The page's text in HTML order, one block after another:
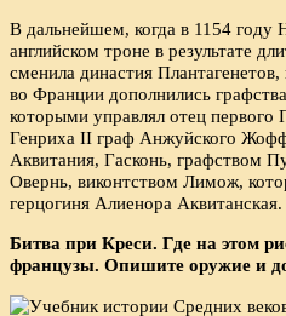
В дальнейшем, когда в 1154
английском троне в результате
сменила династия
во Франции дополнились
которыми управлял отец первого
Генриха II граф Анжуйского
Аквитания, Гасконь, графством
Овернь, виконтством Лимож,
герцогиня Алиенора Аквитанская.
Битва при Креси. Где на этом
французы. Опишите оружие и